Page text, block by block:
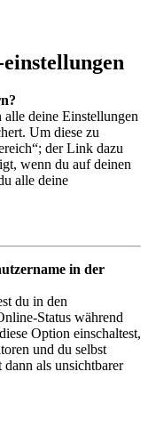
deine Einstellungen
Um diese zu
der Link dazu
wenn du auf deinen
alle deine
in der
du in den
Status während
Option einschaltest,
und du selbst
als unsichtbarer